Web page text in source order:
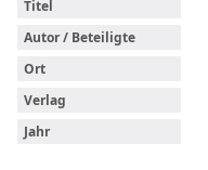
Titel
Autor / Beteiligte
Ort
Verlag
Jahr